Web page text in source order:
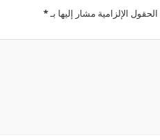
الحقول الإلزامية مشار إليها بـ*